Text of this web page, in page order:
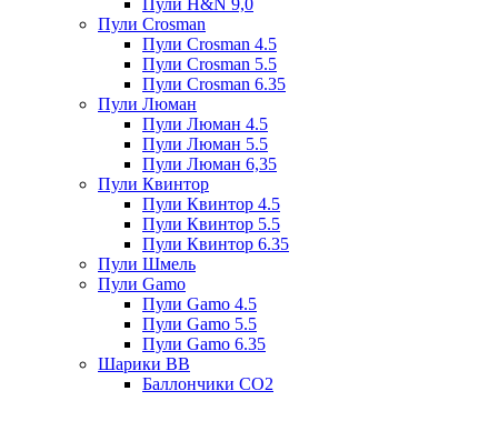
Пули H&N 9,0
Пули Crosman
Пули Crosman 4.5
Пули Crosman 5.5
Пули Crosman 6.35
Пули Люман
Пули Люман 4.5
Пули Люман 5.5
Пули Люман 6,35
Пули Квинтор
Пули Квинтор 4.5
Пули Квинтор 5.5
Пули Квинтор 6.35
Пули Шмель
Пули Gamo
Пули Gamo 4.5
Пули Gamo 5.5
Пули Gamo 6.35
Шарики BB
Баллончики CO2